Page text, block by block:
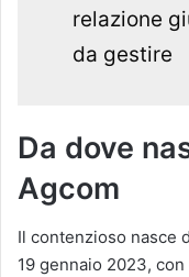
relazione
da gestire
Da dove
Agcom
Il contenzioso nasce
19 gennaio 2023,